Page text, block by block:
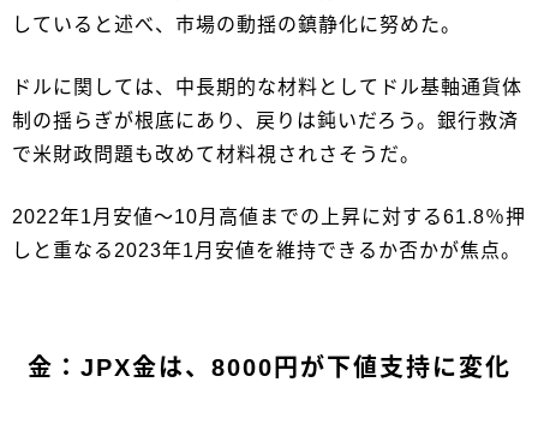
していると述べ、市場の動揺の鎮静化に努めた。
ドルに関しては、中長期的な材料としてドル基軸通貨体
制の揺らぎが根底にあり、戻りは鈍いだろう。銀行救済
で米財政問題も改めて材料視されさそうだ。
2022年1月安値～10月高値までの上昇に対する61.8％押
しと重なる2023年1月安値を維持できるか否かが焦点。
金：JPX金は、8000円が下値支持に変化